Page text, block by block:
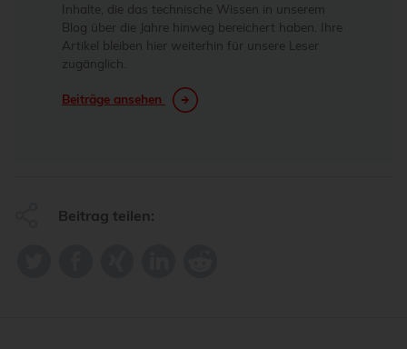
Inhalte, die das technische Wissen in unserem
Blog über die Jahre hinweg bereichert haben. Ihre
Artikel bleiben hier weiterhin für unsere Leser
zugänglich.
Beiträge ansehen
Beitrag teilen: